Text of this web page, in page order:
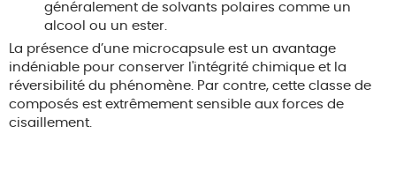
généralement de solvants polaires comme un
alcool ou un ester.
La présence d’une microcapsule est un avantage
indéniable pour conserver l'intégrité chimique et la
réversibilité du phénomène. Par contre, cette classe de
composés est extrêmement sensible aux forces de
cisaillement.